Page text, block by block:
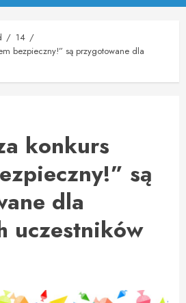
14
bezpieczny!” są przygotowane dla
konkurs
są
dla
uczestników